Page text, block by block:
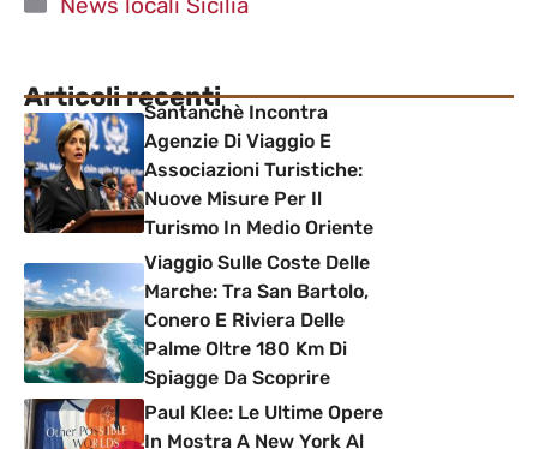
Articoli recentiSantanchè Incontra
Agenzie Di Viaggio E
Associazioni Turistiche:
Nuove Misure Per Il
Turismo In Medio Oriente
Viaggio Sulle Coste Delle
Marche: Tra San Bartolo,
Conero E Riviera Delle
Palme Oltre 180 Km Di
Spiagge Da Scoprire
Paul Klee: Le Ultime Opere
In Mostra A New York Al